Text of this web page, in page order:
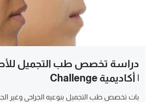
دراسة تخصص طب التجميل
| أكاديمية Challenge
بات تخصص طب التجميل بنوعيه الجراحي وغير